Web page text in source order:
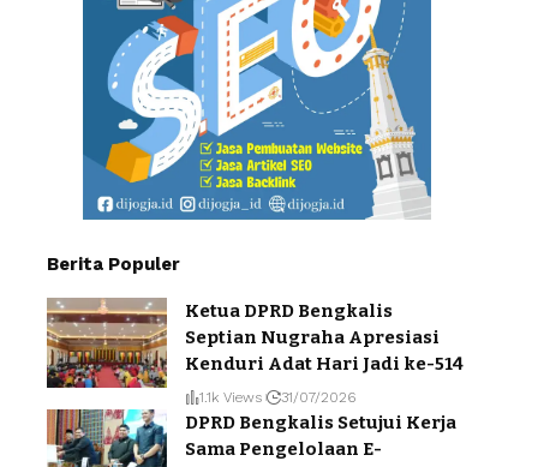
Berita Populer
Ketua DPRD Bengkalis
Septian Nugraha Apresiasi
Kenduri Adat Hari Jadi ke-514
1.1k Views 31/07/2026
DPRD Bengkalis Setujui Kerja
Sama Pengelolaan E-